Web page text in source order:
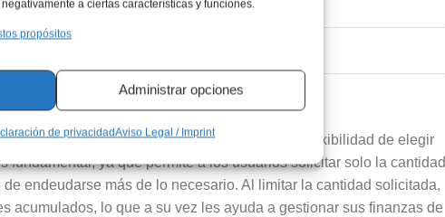
a ciertas características y funciones.
propósitos
Administrar opciones
de privacidadAviso Legal / Imprint
Anuncio
financieros únicos, por lo que ofrece la flexibilidad de elegir
fundamental, ya que permite a los usuarios solicitar solo la cantidad
endeudarse más de lo necesario. Al limitar la cantidad solicitada,
acumulados, lo que a su vez les ayuda a gestionar sus finanzas de